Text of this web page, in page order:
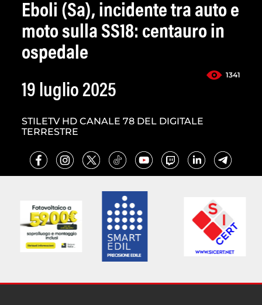
Eboli (Sa), incidente tra auto e
moto sulla SS18: centauro in
ospedale
1341
19 luglio 2025
STILETV HD CANALE 78 DEL DIGITALE
TERRESTRE